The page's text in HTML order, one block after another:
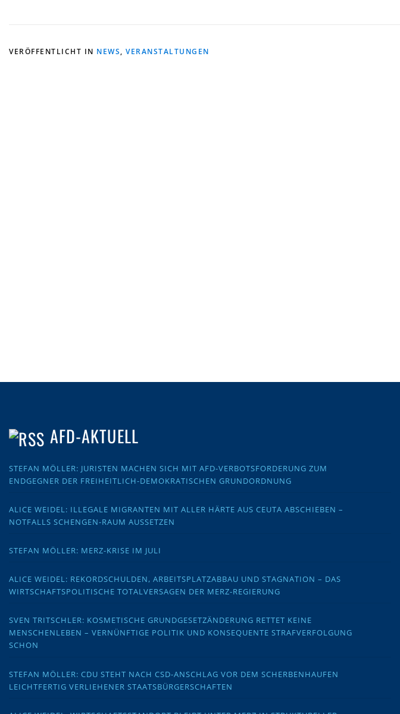
VERÖFFENTLICHT IN NEWS, VERANSTALTUNGEN
AFD-AKTUELL
STEFAN MÖLLER: JURISTEN MACHEN SICH MIT AFD-VERBOTSFORDERUNG ZUM
ENDGEGNER DER FREIHEITLICH-DEMOKRATISCHEN GRUNDORDNUNG
ALICE WEIDEL: ILLEGALE MIGRANTEN MIT ALLER HÄRTE AUS CEUTA ABSCHIEBEN –
NOTFALLS SCHENGEN-RAUM AUSSETZEN
STEFAN MÖLLER: MERZ-KRISE IM JULI
ALICE WEIDEL: REKORDSCHULDEN, ARBEITSPLATZABBAU UND STAGNATION – DAS
WIRTSCHAFTSPOLITISCHE TOTALVERSAGEN DER MERZ-REGIERUNG
SVEN TRITSCHLER: KOSMETISCHE GRUNDGESETZÄNDERUNG RETTET KEINE
MENSCHENLEBEN – VERNÜNFTIGE POLITIK UND KONSEQUENTE STRAFVERFOLGUNG
SCHON
STEFAN MÖLLER: CDU STEHT NACH CSD-ANSCHLAG VOR DEM SCHERBENHAUFEN
LEICHTFERTIG VERLIEHENER STAATSBÜRGERSCHAFTEN